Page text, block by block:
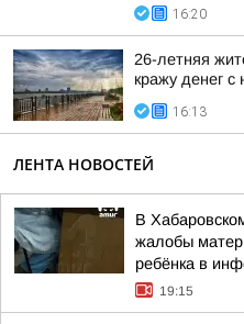
16:20
26-летняя
кражу денег с
16:13
ЛЕНТА НОВОСТЕЙ
В
жалобы
ребёнка в
19:15